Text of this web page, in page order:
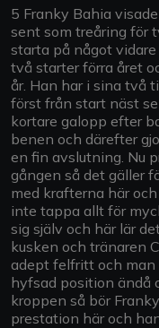
5 Franky Bahia
sent som treåring för
starta på något
två starter förra året
år. Han har i sina två
först från start näst
kortare galopp efter
benen och därefter
en fin avslutning. Nu
gången så det gäller
med krafterna här
inte tappa allt för
sig själv och här lär
kusken och tränaren
adept felfritt och man
hyfsad position ändå
kroppen så bör
prestation här och